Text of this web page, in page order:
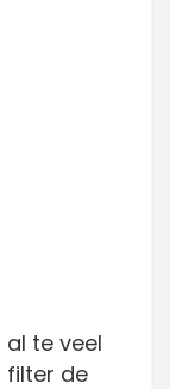
te veel
filter de